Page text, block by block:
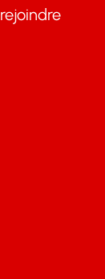
rejoindre